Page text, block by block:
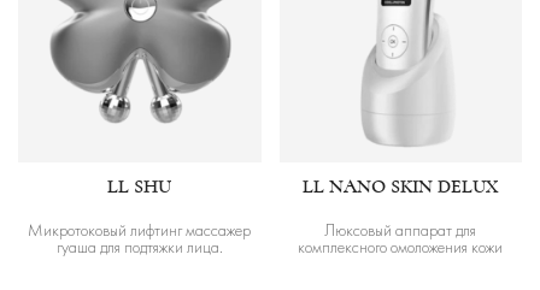
LL SHU
Микротоковый лифтинг массажер
гуаша для подтяжки лица.
LL NANO SKIN DELUX
Люксовый аппарат для
комплексного омоложения кожи